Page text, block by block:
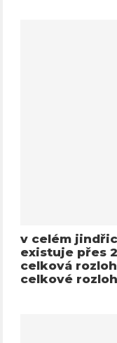
v celém
existuje přes
celková
celkové